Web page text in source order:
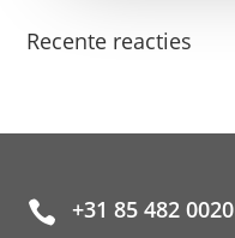
Recente reacties
 +31 85 482 0020